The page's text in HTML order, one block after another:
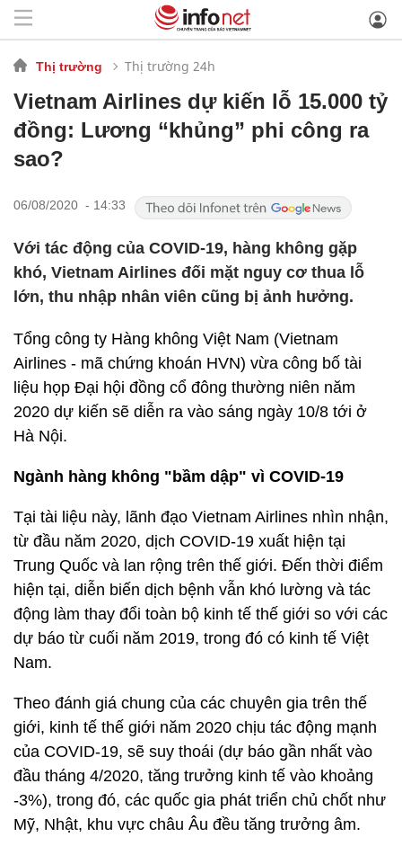
Thị trường Thị trường 24h
Vietnam Airlines dự kiến lỗ 15.000 tỷ
đồng: Lương “khủng” phi công ra
sao?
06/08/2020 - 14:33
Với tác động của COVID-19, hàng không gặp
khó, Vietnam Airlines đối mặt nguy cơ thua lỗ
lớn, thu nhập nhân viên cũng bị ảnh hưởng.
Tổng công ty Hàng không Việt Nam (Vietnam
Airlines - mã chứng khoán HVN) vừa công bố tài
liệu họp Đại hội đồng cổ đông thường niên năm
2020 dự kiến sẽ diễn ra vào sáng ngày 10/8 tới ở
Hà Nội.
Ngành hàng không "bầm dập" vì COVID-19
Tại tài liệu này, lãnh đạo Vietnam Airlines nhìn nhận,
từ đầu năm 2020, dịch COVID-19 xuất hiện tại
Trung Quốc và lan rộng trên thế giới. Đến thời điểm
hiện tại, diễn biến dịch bệnh vẫn khó lường và tác
động làm thay đổi toàn bộ kinh tế thế giới so với các
dự báo từ cuối năm 2019, trong đó có kinh tế Việt
Nam.
Theo đánh giá chung của các chuyên gia trên thế
giới, kinh tế thế giới năm 2020 chịu tác động mạnh
của COVID-19, sẽ suy thoái (dự báo gần nhất vào
đầu tháng 4/2020, tăng trưởng kinh tế vào khoảng
-3%), trong đó, các quốc gia phát triển chủ chốt như
Mỹ, Nhật, khu vực châu Âu đều tăng trưởng âm.